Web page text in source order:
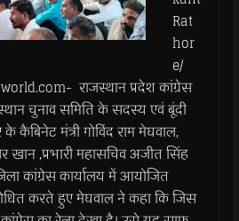
Rat
hor
e/
राजस्थान प्रदेश कांग्रेस
चुनाव समिति के सदस्य एवं बूंदी
के कैबिनेट मंत्री गोविंद राम मेघवाल,
खान ,प्रभारी महासचिव अजीत सिंह
कांग्रेस कार्यालय में आयोजित
करते हुए मेघवाल ने कहा कि जिस